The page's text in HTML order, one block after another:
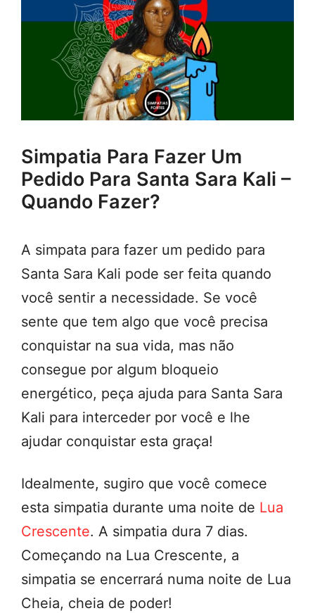
Simpatia Para Fazer Um
Pedido Para Santa Sara Kali –
Quando Fazer?
A simpata para fazer um pedido para
Santa Sara Kali pode ser feita quando
você sentir a necessidade. Se você
sente que tem algo que você precisa
conquistar na sua vida, mas não
consegue por algum bloqueio
energético, peça ajuda para Santa Sara
Kali para interceder por você e lhe
ajudar conquistar esta graça!
Idealmente, sugiro que você comece
esta simpatia durante uma noite de Lua
Crescente. A simpatia dura 7 dias.
Começando na Lua Crescente, a
simpatia se encerrará numa noite de Lua
Cheia, cheia de poder!